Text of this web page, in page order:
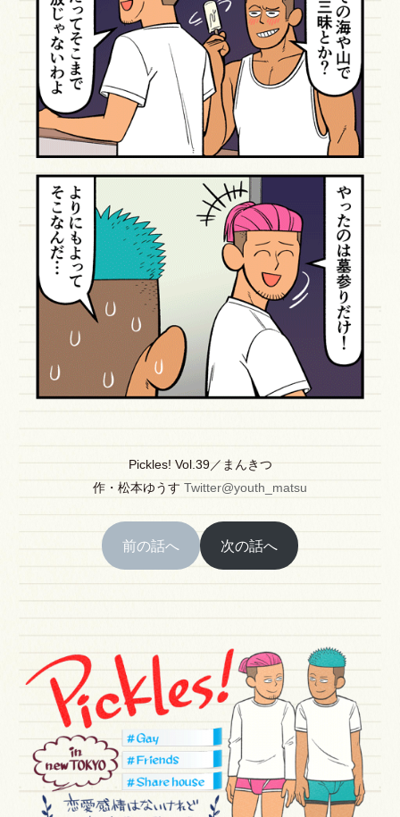
Pickles! Vol.39／まんきつ
作 ・ 松本ゆうす Twitter@youth_matsu
前の話へ 次の話へ